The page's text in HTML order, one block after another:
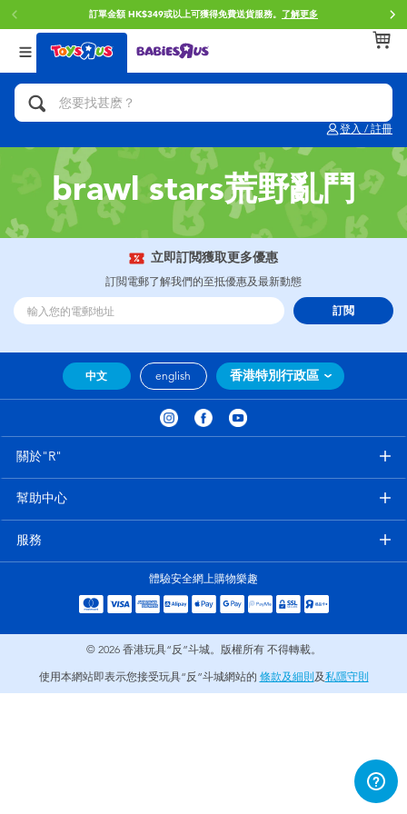
訂單金額 HK$349或以上可獲得免費送貨服務。 了解更多
登入 / 註冊
返回
分類目錄
人氣英雄,角色扮演,射擊玩具
單車,滑板車,騎乘車
拼砌組合及樂高LEGO
玩具車,貨車,火車及遙控系列
手工藝,文具,蠟筆,泥膠,畫板
娃娃, 芭比,收藏公仔
益智學習玩具
戶外及運動用品
角色扮演及造型系列
返回
品牌
Brunch Brother 早午餐兄弟
Toy Story反斗奇兵
Spider-Man蜘蛛俠
Mini Brands
Play-Doh培樂多
Pokemon寶可夢
LeapFrog跳跳蛙
Globber高樂寶
返回
年齢
0~2歳
3~4歳
5~7歳
12~14歳
14歳以上
brawl stars荒野亂鬥
立即訂閲獲取更多優惠
訂閲電郵了解我們的至抵優惠及最新動態
訂閲
中文 english 香港特別行政區
關於"R"
幫助中心
服務
體驗安全網上購物樂趣
© 2026 香港玩具“反”斗城。版權所有 不得轉載。
使用本網站即表示您接受玩具“反”斗城網站的 條款及細則 及私隱守則